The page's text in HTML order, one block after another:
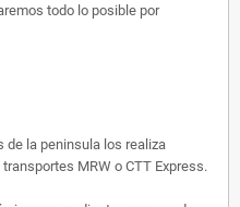
todo lo posible por
de la peninsula los realiza
MRW o CTT Express.